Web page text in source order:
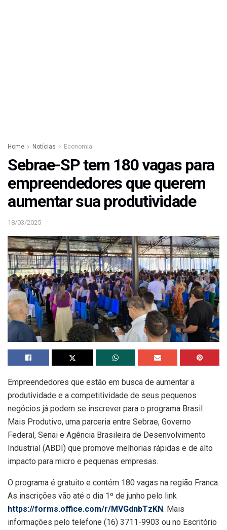
Home Notícias Economia
Sebrae-SP tem 180 vagas para
empreendedores que querem
aumentar sua produtividade
18/03/2025
Empreendedores que estão em busca de aumentar a
produtividade e a competitividade de seus pequenos
negócios já podem se inscrever para o programa Brasil
Mais Produtivo, uma parceria entre Sebrae, Governo
Federal, Senai e Agência Brasileira de Desenvolvimento
Industrial (ABDI) que promove melhorias rápidas e de alto
impacto para micro e pequenas empresas.
O programa é gratuito e contém 180 vagas na região Franca.
As inscrições vão até o dia 1º de junho pelo link
https://forms.office.com/r/MVGdnbTzKN. Mais
informações pelo telefone (16) 3711-9903 ou no Escritório